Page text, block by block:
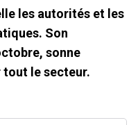
les autorités et les
Son
sonne
le secteur.